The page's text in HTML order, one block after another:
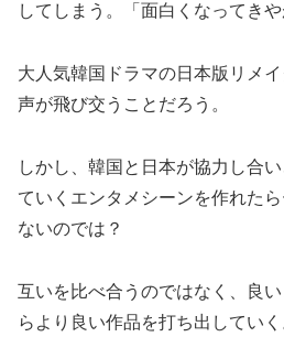
してしまう。「面白くなってき
大人気韓国ドラマの日本版リメ
声が飛び交うことだろう。
しかし、韓国と日本が協力し合
ていくエンタメシーンを作れた
ないのでは？
互いを比べ合うのではなく、良
らより良い作品を打ち出してい